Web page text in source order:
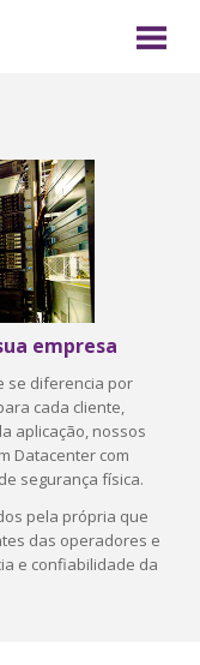
empresa
se diferencia por
cada cliente,
aplicação, nossos
Datacenter com
segurança física.
pela própria que
das operadores e
e confiabilidade da